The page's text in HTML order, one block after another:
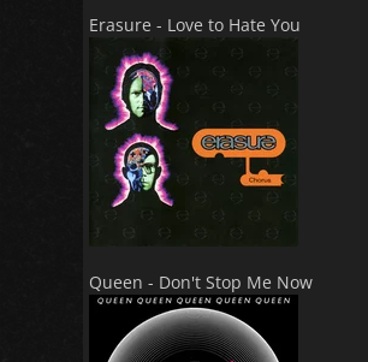
Erasure - Love to Hate You
Queen - Don't Stop Me Now